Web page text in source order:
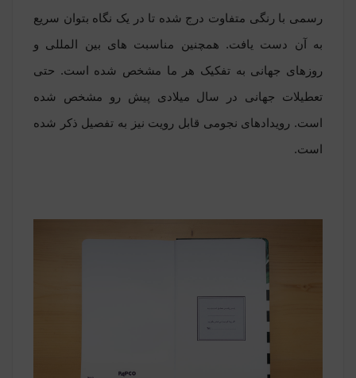
رسمی با رنگی متفاوت درج شده تا در یک نگاه بتوان سریع
به آن دست یافت. همچنین مناسبت های بین المللی و
روزهای جهانی به تفکیک هر ما مشخص شده است. حتی
تعطیلات جهانی در سال میلادی پیش رو مشخص شده
است. رویدادهای نجومی قابل رویت نیز به تفصیل ذکر شده
است.